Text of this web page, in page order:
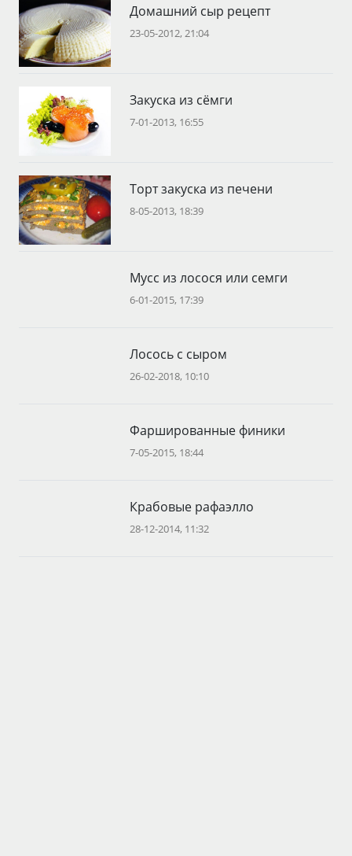
Домашний сыр рецепт
23-05-2012, 21:04
Закуска из сёмги
7-01-2013, 16:55
Торт закуска из печени
8-05-2013, 18:39
Мусс из лосося или семги
6-01-2015, 17:39
Лосось с сыром
26-02-2018, 10:10
Фаршированные финики
7-05-2015, 18:44
Крабовые рафаэлло
28-12-2014, 11:32